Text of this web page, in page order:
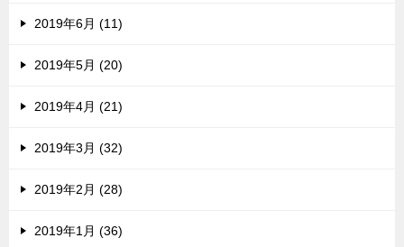
2019年6月 (11)
2019年5月 (20)
2019年4月 (21)
2019年3月 (32)
2019年2月 (28)
2019年1月 (36)